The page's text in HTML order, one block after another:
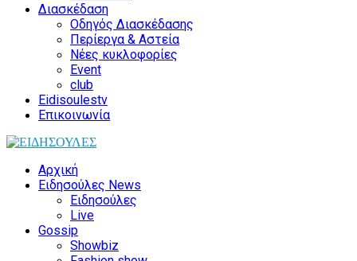
Διασκέδαση
Οδηγός Διασκέδασης
Περίεργα & Αστεία
Νέες κυκλοφορίες
Event
club
Eidisoulestv
Επικοινωνία
Αρχική
Ειδησούλες News
Ειδησούλες
Live
Gossip
Showbiz